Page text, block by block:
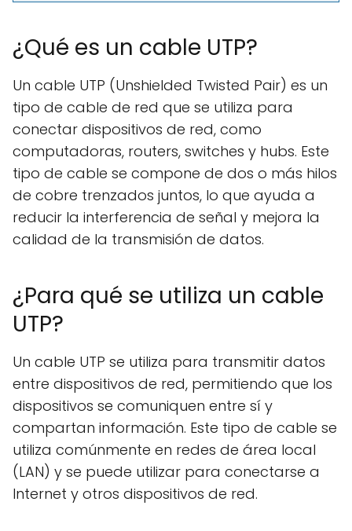
¿Qué es un cable UTP?
Un cable UTP (Unshielded Twisted Pair) es un
tipo de cable de red que se utiliza para
conectar dispositivos de red, como
computadoras, routers, switches y hubs. Este
tipo de cable se compone de dos o más hilos
de cobre trenzados juntos, lo que ayuda a
reducir la interferencia de señal y mejora la
calidad de la transmisión de datos.
¿Para qué se utiliza un cable
UTP?
Un cable UTP se utiliza para transmitir datos
entre dispositivos de red, permitiendo que los
dispositivos se comuniquen entre sí y
compartan información. Este tipo de cable se
utiliza comúnmente en redes de área local
(LAN) y se puede utilizar para conectarse a
Internet y otros dispositivos de red.